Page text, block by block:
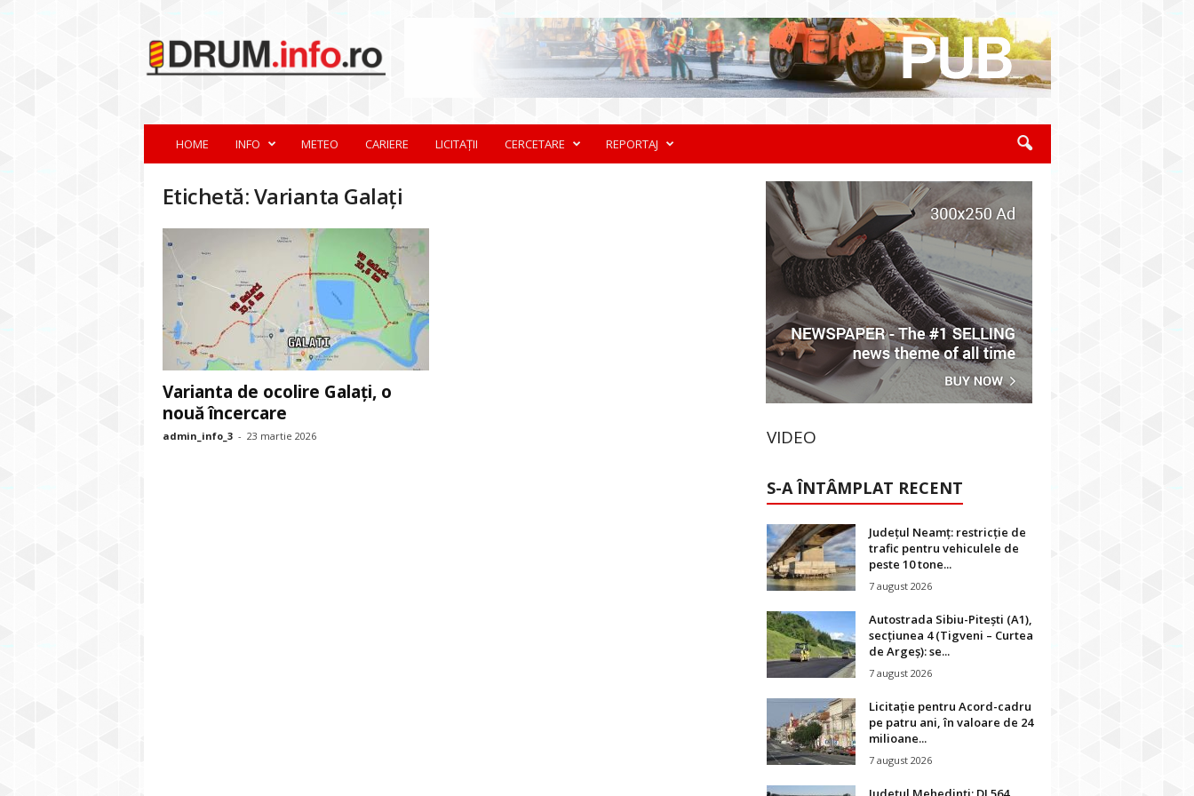
m
n
o
HOME INFO METEO CARIERE LICITAȚII CERCETARE REPORTAJ
Etichetă: Varianta Galați
Varianta de ocolire Galați, o
nouă încercare
admin_info_3 - 23 martie 2026 VIDEO
S-A ÎNTÂMPLAT RECENT
Județul Neamț: restricție de
trafic pentru vehiculele de
peste 10 tone...
7 august 2026
Autostrada Sibiu-Pitești (A1),
secțiunea 4 (Tigveni – Curtea
de Argeș): se...
7 august 2026
Licitație pentru Acord-cadru
pe patru ani, în valoare de 24
milioane...
7 august 2026